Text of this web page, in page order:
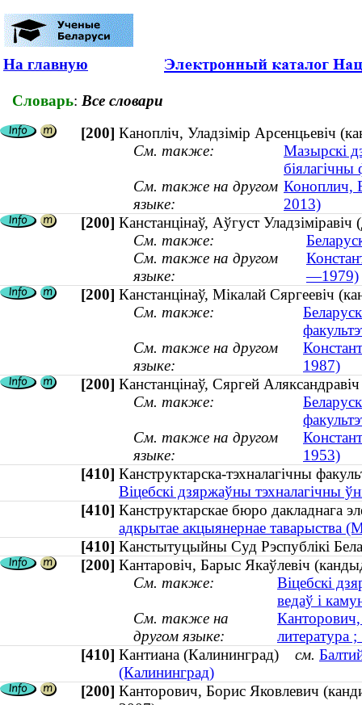
На главную
Словарь: Все словари
[200] Канопліч, Уладзімір Арсенцьевіч
См. также:
Мазырскі
біялагічны
См. также на другом
языке:
Коноплич,
2013)
[200] Канстанцінаў, Аўгуст
См. также:
См. также на другом
языке:
—1979)
[200] Канстанцінаў, Мікалай Сяргеевіч
См. также:
См. также на другом
языке:
1987)
[200] Канстанцінаў, Сяргей
См. также:
См. также на другом
языке:
1953)
[410] Канструктарска-тэхналагічны
Віцебскі дзяржаўны тэхналагічны
[410] Канструктарскае бюро
адкрытае акцыянернае таварыства
[410] Канстытуцыйны Суд Рэспублікі
[200] Кантаровіч, Барыс Якаўлевіч
См. также:
Віцебскі
ведаў і
См. также на
другом языке:
литература
[410] Кантиана (Калининград) см.
(Калининград)
[200] Канторович, Борис Яковлевич